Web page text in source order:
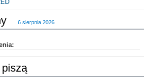
6 sierpnia 2026
piszą